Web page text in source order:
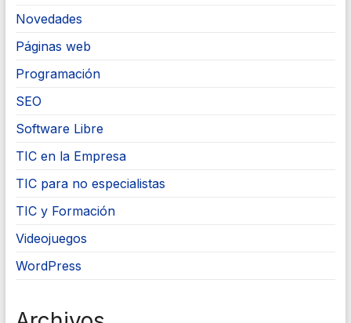
Novedades
Páginas web
Programación
SEO
Software Libre
TIC en la Empresa
TIC para no especialistas
TIC y Formación
Videojuegos
WordPress